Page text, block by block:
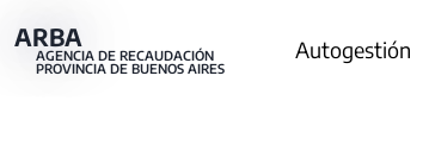
al
ARBA
AGENCIA DE RECAUDACIÓN
PROVINCIA DE BUENOS AIRES
Main
Autogestión